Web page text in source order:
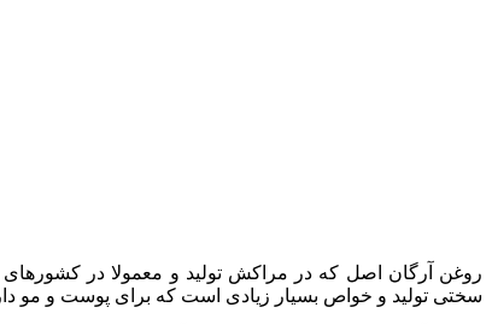
روغن آرگان اصل که در مراکش تولید و معمولا در کشورهای
سختی تولید و خواص بسیار زیادی است که برای پوست و مو